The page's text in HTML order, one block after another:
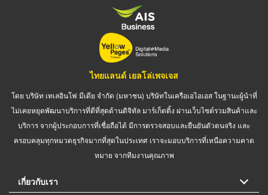
ไทยแลนด์ เยลโล่เพจเจส
โดย บริษัท เทเลอินโฟ มีเดีย จำกัด (มหาชน) บริษัทในเครือเอไอเอส ในฐานะผู้นำที่
ไม่เคยหยุดพัฒนาบริการที่ดีที่สุดด้านดิจิทัล มาร์เก็ตติ้ง ผ่านเว็บไซต์รวมสินค้าและ
บริการ จากผู้ประกอบการที่เชื่อถือได้ มีการตรวจสอบและยืนยันตัวตนจริง และ
ครอบคลุมทุกหมวดธุรกิจมากที่สุดในประเทศ เราจะมอบบริการที่เหนือความคาด
หมาย จากทีมงานคุณภาพ
เกี่ยวกับเรา